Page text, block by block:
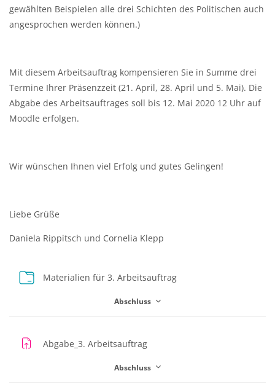
gewählten Beispielen alle drei Schichten des Politischen auch
angesprochen werden können.)
Mit diesem Arbeitsauftrag kompensieren Sie in Summe drei
Termine Ihrer Präsenzzeit (21. April, 28. April und 5. Mai). Die
Abgabe des Arbeitsauftrages soll bis 12. Mai 2020 12 Uhr auf
Moodle erfolgen.
Wir wünschen Ihnen viel Erfolg und gutes Gelingen!
Liebe Grüße
Daniela Rippitsch und Cornelia Klepp
Materialien für 3. ArbeitsauftragVerzeichnis
Abschluss
Abgabe_3. ArbeitsauftragAufgabe
Abschluss